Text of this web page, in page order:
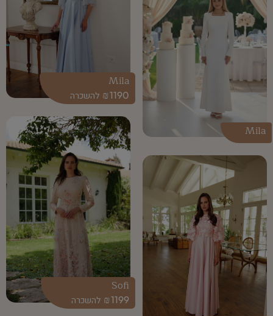
Mila
1190
₪
Mila
1199
₪
Sofi